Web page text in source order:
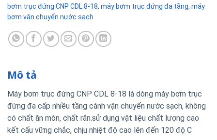
bơm trục đứng CNP CDL 8-18, máy bơm trục đứng đa tầng, máy
bơm vận chuyển nước sạch
Mô tả
Máy bơm trục đứng CNP CDL 8-18 là dòng máy bơm trục
đứng đa cấp nhiều tầng cánh vận chuyển nước sạch, không
có chất ăn mòn, chất rắn.sử dụng vật liệu chất lượng cao
kết cấu vững chắc, chịu nhiệt độ cao lên đến 120 độ C